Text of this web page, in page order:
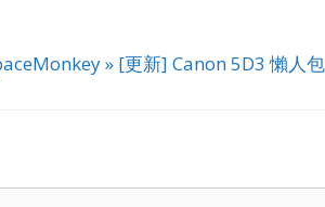
» [更新] Canon 5D3 懶人